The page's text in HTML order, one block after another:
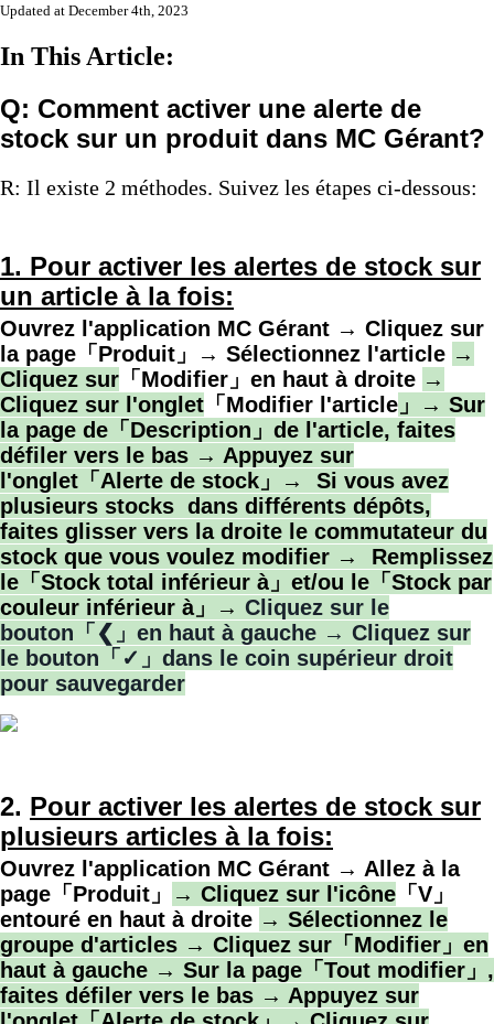
Updated at December 4th, 2023
In This Article:
Q: Comment activer une alerte de
stock sur un produit dans MC Gérant?
R: Il existe 2 méthodes. Suivez les étapes ci-dessous:
1. Pour activer les alertes de stock sur
un article à la fois:
Ouvrez l'application MC Gérant → Cliquez sur
la page「Produit」→ Sélectionnez l'article →
Cliquez sur 「Modifier」en haut à droite →
Cliquez sur l'onglet 「Modifier l'article 」
→ Sur
la page de「Description 」de l'article, faites
défiler vers le bas → Appuyez sur
l'onglet「Alerte de stock 」
→ Si vous avez
plusieurs stocks dans différents dépôts,
faites glisser vers la droite le commutateur du
stock que vous voulez modifier → Remplissez
le「Stock total inférieur à 」et/ou le「 Stock par
couleur inférieur à」→ Cliquez sur le
bouton「❮」en haut à gauche → Cliquez sur
le bouton「✓」dans le coin supérieur droit
pour sauvegarder
2. Pour activer les alertes de stock sur
plusieurs articles à la fois:
Ouvrez l'application MC Gérant → Allez à la
page「Produit」
→ Cliquez sur l'icône 「V」
entouré en haut à droite → Sélectionnez le
groupe d'articles → Cliquez sur「Modifier 」en
haut à gauche → Sur la page「Tout modifier」,
faites défiler vers le bas → Appuyez sur